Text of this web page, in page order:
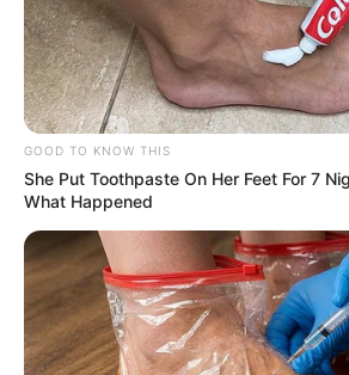
GOOD TO KNOW THIS
She Put Toothpaste On Her Feet For 7
What Happened